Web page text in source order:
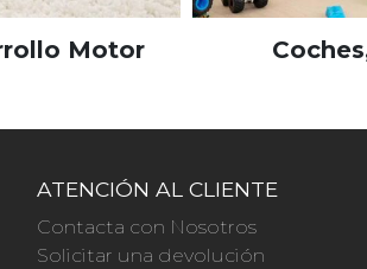
Motor
ATENCIÓN AL CLIENTE
Contacta con Nosotros
Solicitar una devolución